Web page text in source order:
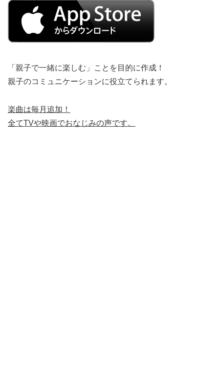
「親子で一緒に楽しむ」ことを目的に作成！
親子のコミュニケーションに役立てられます。
楽曲は毎月追加！
全てTVや映画でおなじみの声です。